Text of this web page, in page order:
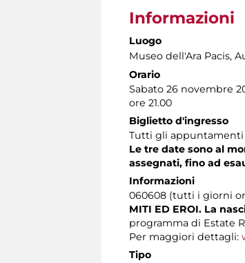
Informazioni
Luogo
Museo dell'Ara Pacis,
Orario
Sabato 26 novembre
ore 21.00
Biglietto d'ingresso
Tutti gli appuntamenti
Le tre date sono al
assegnati, fino ad
Informazioni
060608 (tutti i giorni
MITI ED EROI. La
programma di Estate
Per maggiori dettagli:
Tipo